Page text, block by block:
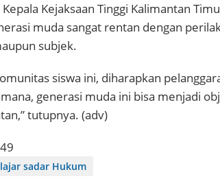
Kejaksaan Tinggi Kalimantan
muda sangat rentan dengan
subjek.
siswa ini, diharapkan
generasi muda ini bisa menjadi
tutupnya. (adv)
sadar Hukum